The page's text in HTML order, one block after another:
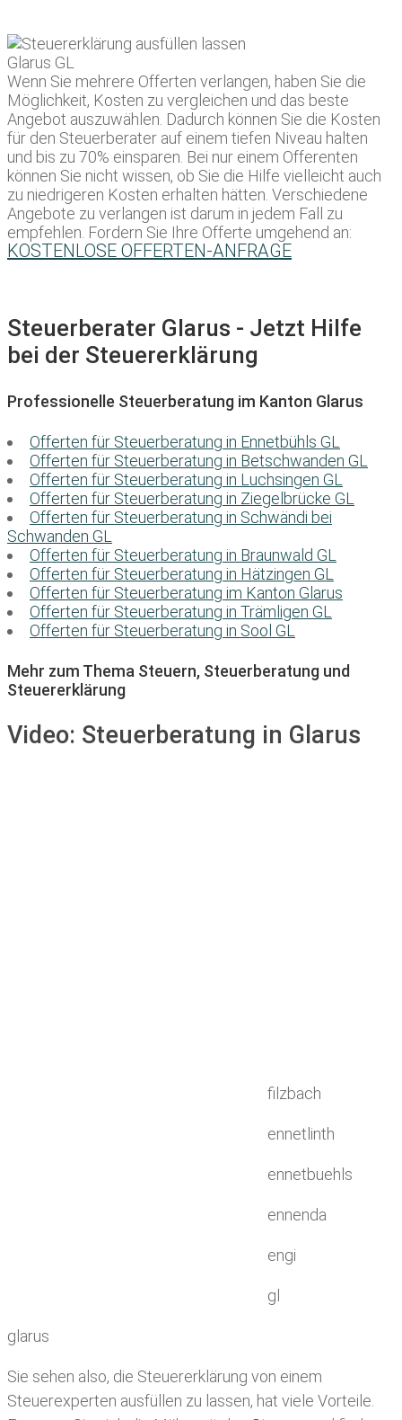
Wenn Sie mehrere Offerten verlangen, haben Sie die
Möglichkeit, Kosten zu vergleichen und das beste
Angebot auszuwählen. Dadurch können Sie die Kosten
für den Steuerberater auf einem tiefen Niveau halten
und bis zu 70% einsparen. Bei nur einem Offerenten
können Sie nicht wissen, ob Sie die Hilfe vielleicht auch
zu niedrigeren Kosten erhalten hätten. Verschiedene
Angebote zu verlangen ist darum in jedem Fall zu
empfehlen. Fordern Sie Ihre Offerte umgehend an:
KOSTENLOSE OFFERTEN-ANFRAGE
Steuerberater Glarus - Jetzt Hilfe
bei der Steuererklärung
Professionelle Steuerberatung im Kanton Glarus
Offerten für Steuerberatung in Ennetbühls GL
Offerten für Steuerberatung in Betschwanden GL
Offerten für Steuerberatung in Luchsingen GL
Offerten für Steuerberatung in Ziegelbrücke GL
Offerten für Steuerberatung in Schwändi bei
Schwanden GL
Offerten für Steuerberatung in Braunwald GL
Offerten für Steuerberatung in Hätzingen GL
Offerten für Steuerberatung im Kanton Glarus
Offerten für Steuerberatung in Trämligen GL
Offerten für Steuerberatung in Sool GL
Mehr zum Thema Steuern, Steuerberatung und
Steuererklärung
Video: Steuerberatung in Glarus
filzbach
ennetlinth
ennetbuehls
ennenda
engi
gl
glarus
Sie sehen also, die Steuererklärung von einem
Steuerexperten ausfüllen zu lassen, hat viele Vorteile.